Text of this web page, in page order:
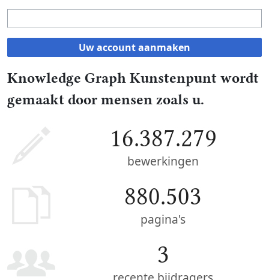
Uw account aanmaken
Knowledge Graph Kunstenpunt wordt
gemaakt door mensen zoals u.
16.387.279
bewerkingen
880.503
pagina's
3